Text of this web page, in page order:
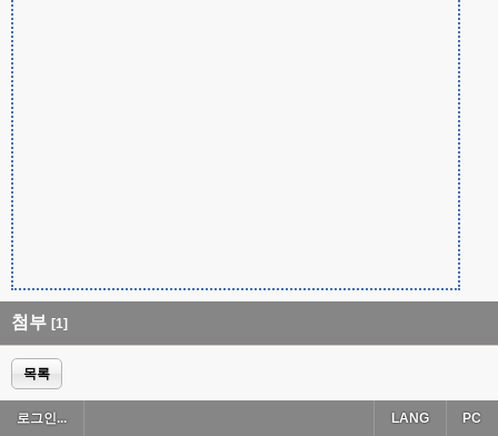
첨부 [1]
목록
로그인... PC
LANG